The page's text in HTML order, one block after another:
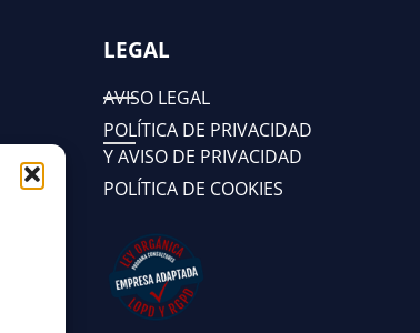
LEGAL
AVISO LEGAL
POLÍTICA DE PRIVACIDAD
Y AVISO DE PRIVACIDAD
POLÍTICA DE COOKIES